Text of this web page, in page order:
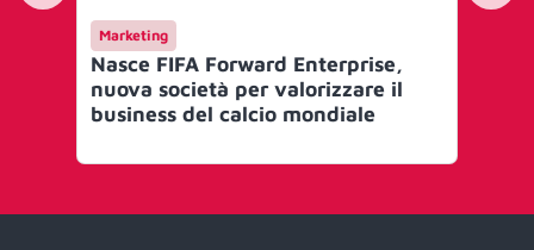
Marketing
Nasce FIFA Forward Enterprise,
nuova società per valorizzare il
business del calcio mondiale